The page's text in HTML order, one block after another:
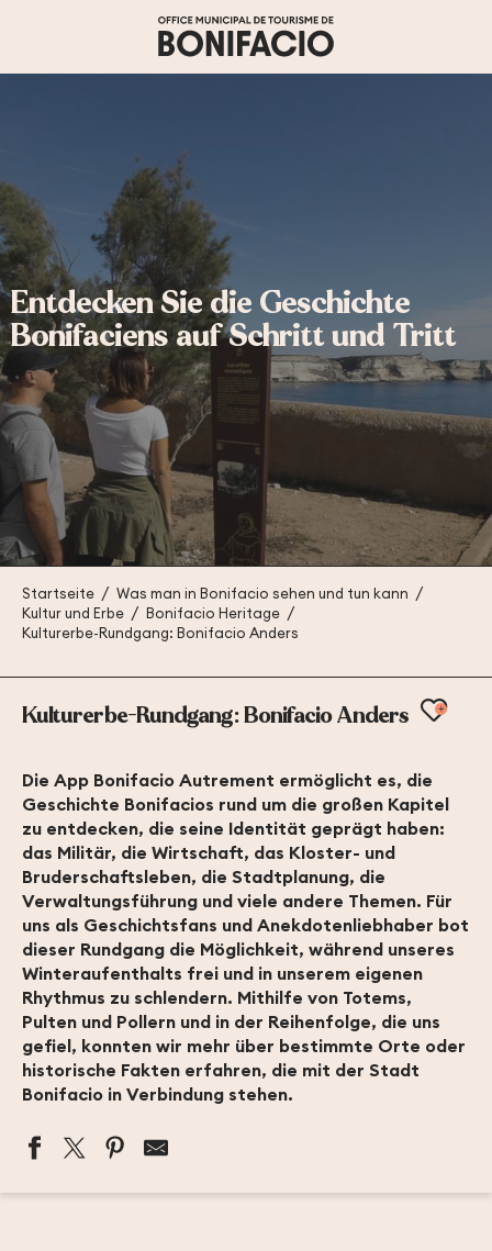
Entdecken Sie die Geschichte
Bonifaciens auf Schritt und Tritt
Startseite
Was man in Bonifacio sehen und tun kann
Kultur und Erbe
Bonifacio Heritage
Kulturerbe-Rundgang: Bonifacio Anders
Kulturerbe-Rundgang: Bonifacio Anders
Die App Bonifacio Autrement ermöglicht es, die
Geschichte Bonifacios rund um die großen Kapitel
zu entdecken, die seine Identität geprägt haben:
das Militär, die Wirtschaft, das Kloster- und
Bruderschaftsleben, die Stadtplanung, die
Verwaltungsführung und viele andere Themen. Für
uns als Geschichtsfans und Anekdotenliebhaber bot
dieser Rundgang die Möglichkeit, während unseres
Winteraufenthalts frei und in unserem eigenen
Rhythmus zu schlendern. Mithilfe von Totems,
Pulten und Pollern und in der Reihenfolge, die uns
gefiel, konnten wir mehr über bestimmte Orte oder
historische Fakten erfahren, die mit der Stadt
Bonifacio in Verbindung stehen.